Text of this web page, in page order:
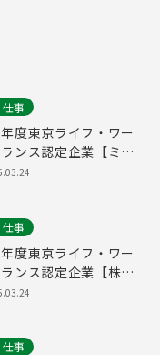
事
度東京ライフ・ワー
ンス認定企業【ミラ
株式会社】
事
度東京ライフ・ワー
ンス認定企業【株式
グレス】
事